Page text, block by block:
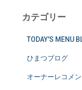
カテゴリー
TODAY'S MENU
ひまつブログ
オーナーレコメン